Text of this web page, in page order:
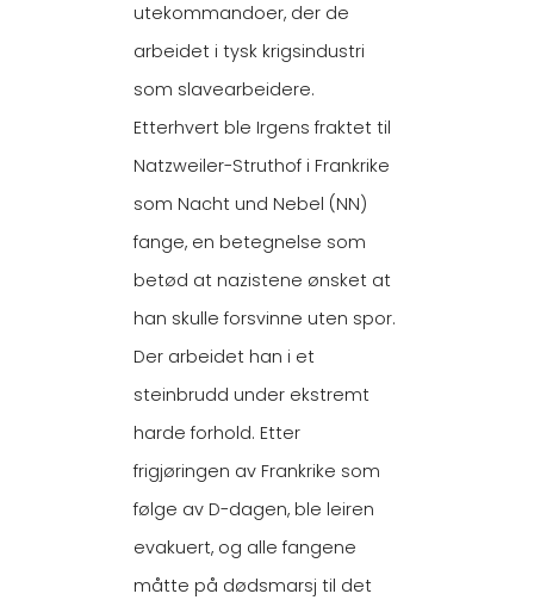
utekommandoer, der de
arbeidet i tysk krigsindustri
som slavearbeidere.
Etterhvert ble Irgens fraktet til
Natzweiler-Struthof i Frankrike
som Nacht und Nebel (NN)
fange, en betegnelse som
betød at nazistene ønsket at
han skulle forsvinne uten spor.
Der arbeidet han i et
steinbrudd under ekstremt
harde forhold. Etter
frigjøringen av Frankrike som
følge av D-dagen, ble leiren
evakuert, og alle fangene
måtte på dødsmarsj til det